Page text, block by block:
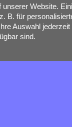
Website.
B. für
Auswahl
sind.